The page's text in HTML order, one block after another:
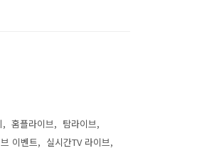
홈플라이브
탐라이브
이벤트
실시간TV 라이브